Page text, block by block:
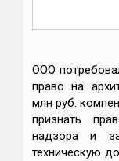
ООО
право на
млн руб.
признать
надзора и
техническую